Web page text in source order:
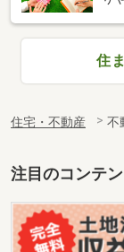
住
住宅・不動産 不
注目のコンテ